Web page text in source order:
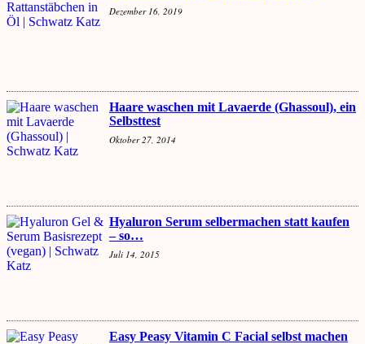
Dezember 16, 2019
Haare waschen mit Lavaerde (Ghassoul), ein
Selbsttest
Oktober 27, 2014
Hyaluron Serum selbermachen statt kaufen
– so…
Juli 14, 2015
Easy Peasy Vitamin C Facial selbst machen